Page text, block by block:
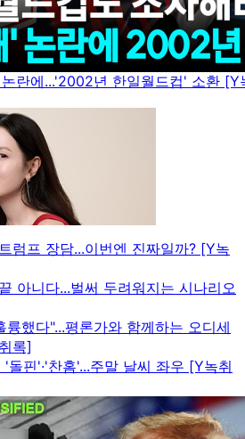
란에...'2002년 한일월드컵' 소환 [Y
럼프 장담...이번엔 진짜일까? [Y녹
아니다...벌써 두려워지는 시나리오
륭했다"...평론가와 함께하는 오디세
록]
'돌핀'·'찬홈'...주말 날씨 좌우 [Y녹취